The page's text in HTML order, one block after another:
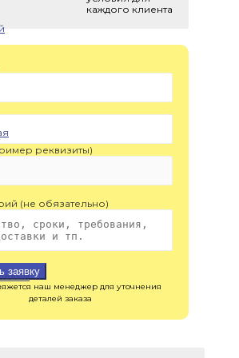
каждого клиента
реквизиты)
(не обязательно)
заявку
наш менеджер для уточнения
деталей заказа